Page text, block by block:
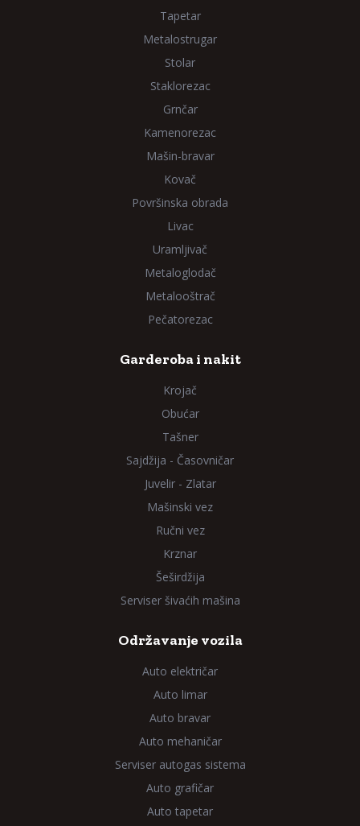
Tapetar
Metalostrugar
Stolar
Staklorezac
Grnčar
Kamenorezac
Mašin-bravar
Kovač
Površinska obrada
Livac
Uramljivač
Metaloglodač
Metalooštrač
Pečatorezac
Garderoba i nakit
Krojač
Obućar
Tašner
Sajdžija - Časovničar
Juvelir - Zlatar
Mašinski vez
Ručni vez
Krznar
Šeširdžija
Serviser šivaćih mašina
Održavanje vozila
Auto električar
Auto limar
Auto bravar
Auto mehaničar
Serviser autogas sistema
Auto grafičar
Auto tapetar